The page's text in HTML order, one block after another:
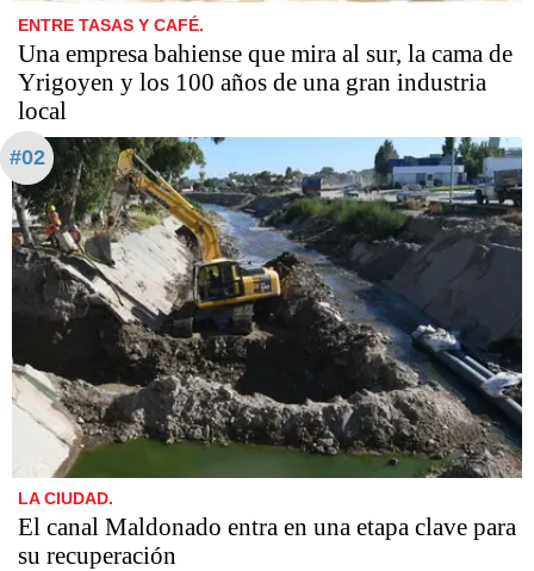
ENTRE TASAS Y CAFÉ.
Una empresa bahiense que mira al sur, la cama de
Yrigoyen y los 100 años de una gran industria
local
#02
LA CIUDAD.
El canal Maldonado entra en una etapa clave para
su recuperación